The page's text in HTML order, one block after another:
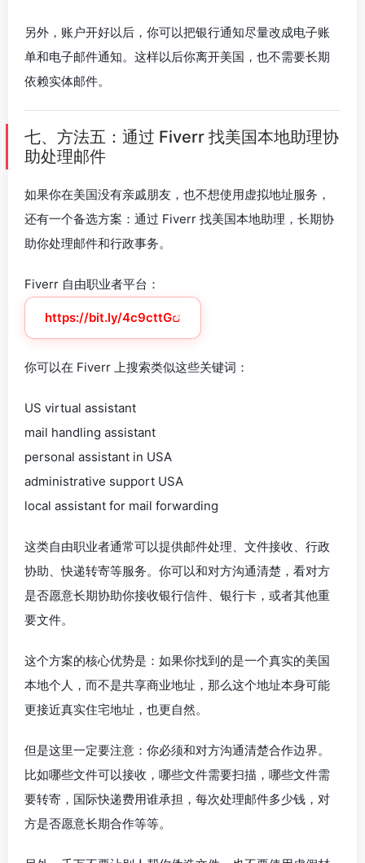
另外，账户开好以后，你可以把银行通知尽量改成电子账
单和电子邮件通知。这样以后你离开美国，也不需要长期
依赖实体邮件。
七、方法五：通过 Fiverr 找美国本地助理协
助处理邮件
如果你在美国没有亲戚朋友，也不想使用虚拟地址服务，
还有一个备选方案：通过 Fiverr 找美国本地助理，长期协
助你处理邮件和行政事务。
Fiverr 自由职业者平台：
https://bit.ly/4c9cttG
你可以在 Fiverr 上搜索类似这些关键词：
US virtual assistant
mail handling assistant
personal assistant in USA
administrative support USA
local assistant for mail forwarding
这类自由职业者通常可以提供邮件处理、文件接收、行政
协助、快递转寄等服务。你可以和对方沟通清楚，看对方
是否愿意长期协助你接收银行信件、银行卡，或者其他重
要文件。
这个方案的核心优势是：如果你找到的是一个真实的美国
本地个人，而不是共享商业地址，那么这个地址本身可能
更接近真实住宅地址，也更自然。
但是这里一定要注意：你必须和对方沟通清楚合作边界。
比如哪些文件可以接收，哪些文件需要扫描，哪些文件需
要转寄，国际快递费用谁承担，每次处理邮件多少钱，对
方是否愿意长期合作等等。